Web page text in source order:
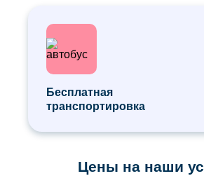
Бесплатная
транспортировка
Цены на наши